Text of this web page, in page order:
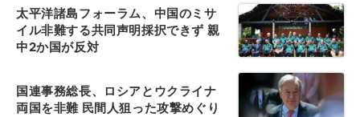
太平洋諸島フォーラム、中国のミサ
イル非難する共同声明採択できず 親
中2か国が反対
国連事務総長、ロシアとウクライナ
両国を非難 民間人狙った攻撃めぐり